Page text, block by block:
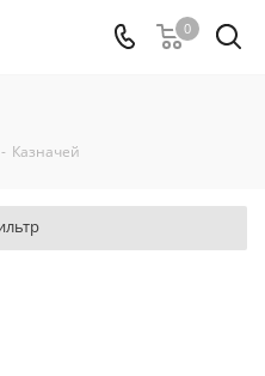
0
- Казначей